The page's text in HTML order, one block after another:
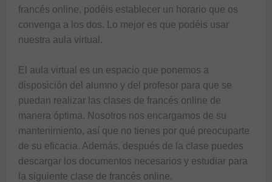
francés online, podéis establecer un horario que os
convenga a los dos. Lo mejor es que podéis usar
nuestra aula virtual.
El aula virtual es un espacio que ponemos a
disposición del alumno y del profesor para que se
puedan realizar las clases de francés online de
manera óptima. Nosotros nos encargamos de su
mantenimiento, así que no tienes por qué preocuparte
de su eficacia. Además, después de la clase puedes
descargar los documentos necesarios y estudiar para
la siguiente clase de francés online.